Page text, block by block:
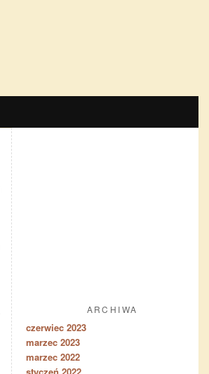
ARCHIWA
czerwiec 2023
marzec 2023
marzec 2022